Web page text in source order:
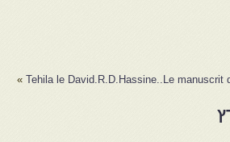
Tehila le David.R.D.Hassine..Le manuscrit
»